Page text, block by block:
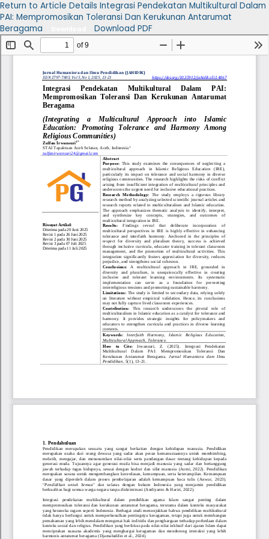
Return to Article Details Integrasi Pendekatan Multikultural Dalam
PAI: Mempromosikan Toleransi Dan Kerukunan Antarumat
Beragama
Download PDF